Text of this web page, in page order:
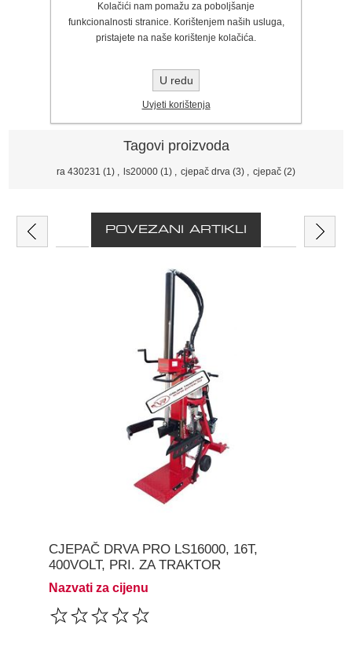
Sila cijepljenja: 20ton
Motor: električni + priključak za traktor
Napon: 400V / 50Hz
Hidraulički tlak: 220-260bar
Težina: 325kg
Tagovi proizvoda
ra 430231 (1) ls20000 (1) cjepač drva (3) cjepač (2)
POVEZANI ARTIKLI
CJEPAČ DRVA PRO LS16000, 16T,
400VOLT, PRI. ZA TRAKTOR
Nazvati za cijenu
Kolačići nam pomažu za poboljšanje
funkcionalnosti stranice. Korištenjem naših usluga,
pristajete na naše korištenje kolačića.
U redu
Uvjeti korištenja